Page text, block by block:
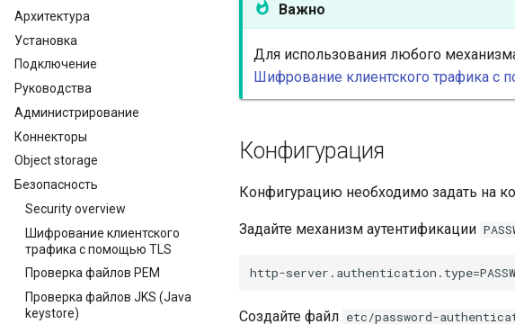
Архитектура
Установка
Подключение
Руководства
Администрирование
Коннекторы
Object storage
Безопасность
Security overview
Шифрование клиентского
трафика с помощью TLS
Проверка файлов PEM
Проверка файлов JKS (Java
keystore)
Важно
Для использования любого
Шифрование клиентского трафика с
Конфигурация
Конфигурацию необходимо задать на
Задайте механизм аутентификации
Создайте файл etc/password-